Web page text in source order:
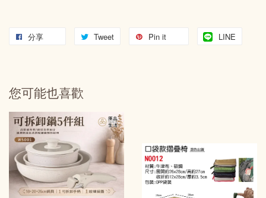
分享 Tweet Pin it LINE
您可能也喜歡